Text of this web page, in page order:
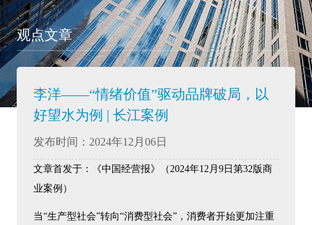
观点文章
李洋——“情绪价值”驱动品牌破局，以
好望水为例 | 长江案例
发布时间：2024年12月06日
文章首发于：《中国经营报》（2024年12月9日第32版商
业案例）
当“生产型社会”转向“消费型社会”，消费者开始更加注重